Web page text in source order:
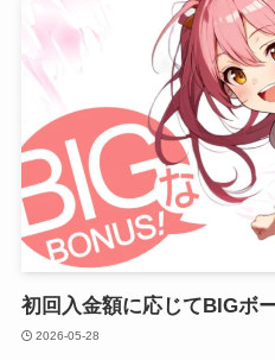
初回入金額に応じてBIGボ
2026-05-28